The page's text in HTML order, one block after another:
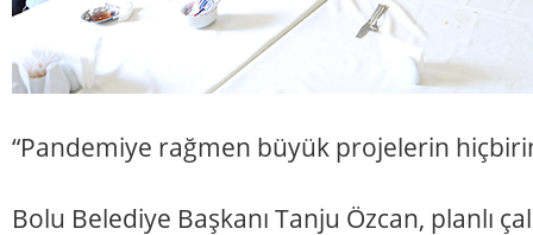
“Pandemiye rağmen büyük projelerin
Bolu Belediye Başkanı Tanju Özcan, planlı